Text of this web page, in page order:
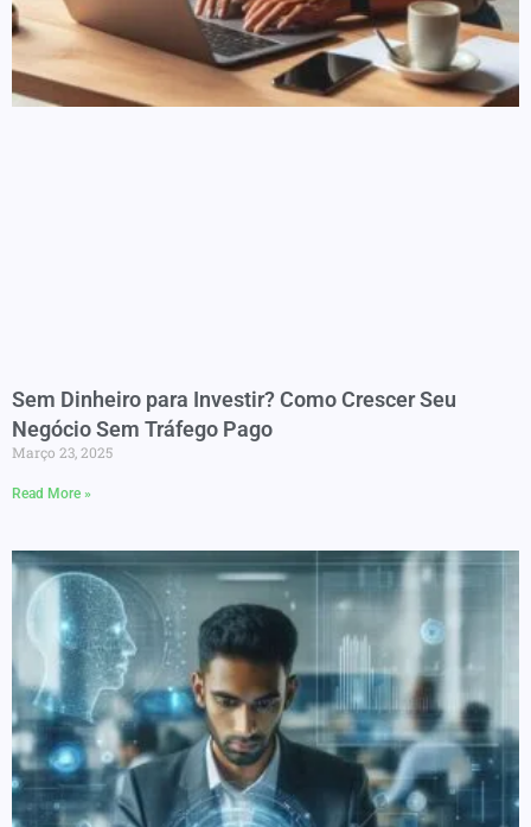
Sem Dinheiro para Investir? Como Crescer Seu
Negócio Sem Tráfego Pago
Março 23, 2025
Read More »